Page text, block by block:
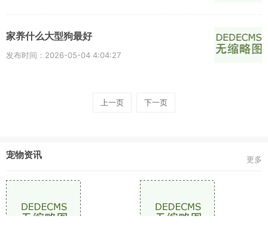
家养什么大型狗最好
发布时间：2026-05-04 4:04:27
上一页 下一页
宠物资讯 更多